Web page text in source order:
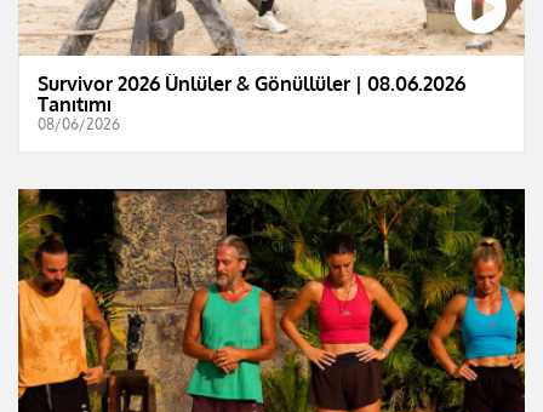
Survivor 2026 Ünlüler & Gönüllüler | 08.06.2026
Tanıtımı
08/06/2026